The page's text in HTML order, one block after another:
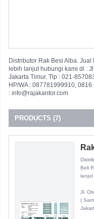
Distributor Rak Besi Alba.
lebih lanjut hubungi kami di :
Jakarta Timur. Tlp : 021-
HP/WA : 087781999910,
: info@rajakantor.com
PRODUCTS (7)
Beli
Jl.
(